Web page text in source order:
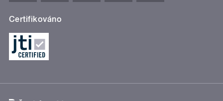
Certifikováno